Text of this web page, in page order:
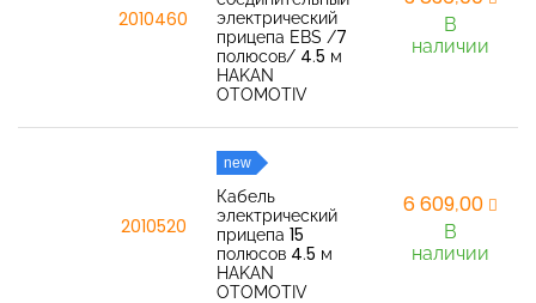
2010460
электрический
прицепа EBS /7
полюсов/ 4.5 м
HAKAN
OTOMOTIV
В
наличии
2010520
new
Кабель
электрический
прицепа 15
полюсов 4.5 м
HAKAN
OTOMOTIV
6 609,00
В
наличии